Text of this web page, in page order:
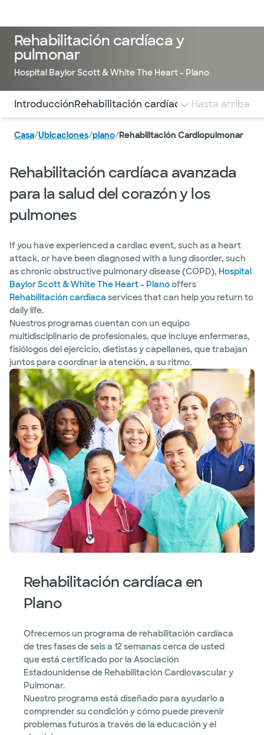
Rehabilitación cardíaca y
pulmonar
Hospital Baylor Scott & White The Heart - Plano
Utilice esta navegación para saltar rápidamente a
IntroducciónRehabilitación cardíacaRehabilitación
Hasta arriba
Casa/Ubicaciones/plano/Rehabilitación Cardiopulmonar
Rehabilitación cardíaca avanzada
para la salud del corazón y los
pulmones
If you have experienced a cardiac event, such as a heart
attack, or have been diagnosed with a lung disorder, such
as chronic obstructive pulmonary disease (COPD), Hospital
Baylor Scott & White The Heart - Planooffers
Rehabilitación cardiaca services that can help you return to
daily life.
Nuestros programas cuentan con un equipo
multidisciplinario de profesionales, que incluye enfermeras,
fisiólogos del ejercicio, dietistas y capellanes, que trabajan
juntos para coordinar la atención, a su ritmo.
Rehabilitación cardíaca en
Plano
Ofrecemos un programa de rehabilitación cardíaca
de tres fases de seis a 12 semanas cerca de usted
que está certificado por la Asociación
Estadounidense de Rehabilitación Cardiovascular y
Pulmonar.
Nuestro programa está diseñado para ayudarlo a
comprender su condición y cómo puede prevenir
problemas futuros a través de la educación y el